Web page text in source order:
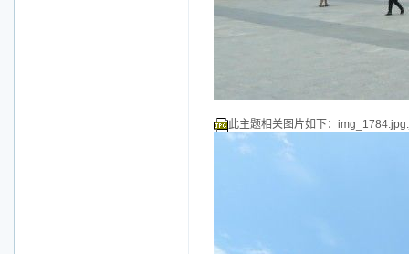
此主题相关图片如下：